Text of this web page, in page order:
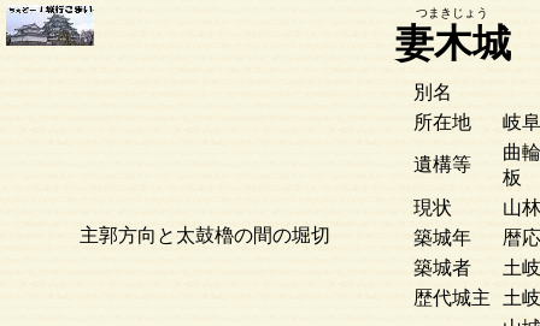
妻木城
主郭方向と太鼓櫓の間の堀切
別名
所在地
岐
遺構等
曲
板
現状
山林
築城年
暦
築城者
土
歴代城主
土
つまきじょう